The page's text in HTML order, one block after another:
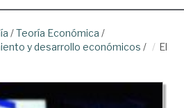
/Teoría Económica /
y desarrollo económicos /
El